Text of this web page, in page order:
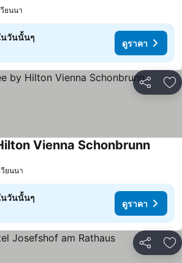
วียนนา
นวันนั้นๆ
ดูราคา
แชร์ เ
Vienna Schonbrunnดูราคา
วียนนา
นวันนั้นๆ
ดูราคา
แชร์ เ